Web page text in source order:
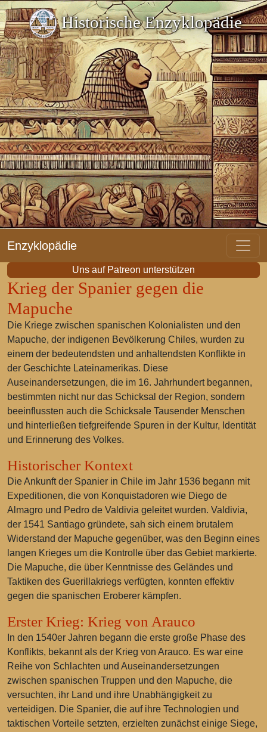
Historische Enzyklopädie
Enzyklopädie
Uns auf Patreon unterstützen
Krieg der Spanier gegen die
Mapuche
Die Kriege zwischen spanischen Kolonialisten und den
Mapuche, der indigenen Bevölkerung Chiles, wurden zu
einem der bedeutendsten und anhaltendsten Konflikte in
der Geschichte Lateinamerikas. Diese
Auseinandersetzungen, die im 16. Jahrhundert begannen,
bestimmten nicht nur das Schicksal der Region, sondern
beeinflussten auch die Schicksale Tausender Menschen
und hinterließen tiefgreifende Spuren in der Kultur, Identität
und Erinnerung des Volkes.
Historischer Kontext
Die Ankunft der Spanier in Chile im Jahr 1536 begann mit
Expeditionen, die von Konquistadoren wie Diego de
Almagro und Pedro de Valdivia geleitet wurden. Valdivia,
der 1541 Santiago gründete, sah sich einem brutalem
Widerstand der Mapuche gegenüber, was den Beginn eines
langen Krieges um die Kontrolle über das Gebiet markierte.
Die Mapuche, die über Kenntnisse des Geländes und
Taktiken des Guerillakriegs verfügten, konnten effektiv
gegen die spanischen Eroberer kämpfen.
Erster Krieg: Krieg von Arauco
In den 1540er Jahren begann die erste große Phase des
Konflikts, bekannt als der Krieg von Arauco. Es war eine
Reihe von Schlachten und Auseinandersetzungen
zwischen spanischen Truppen und den Mapuche, die
versuchten, ihr Land und ihre Unabhängigkeit zu
verteidigen. Die Spanier, die auf ihre Technologien und
taktischen Vorteile setzten, erzielten zunächst einige Siege,